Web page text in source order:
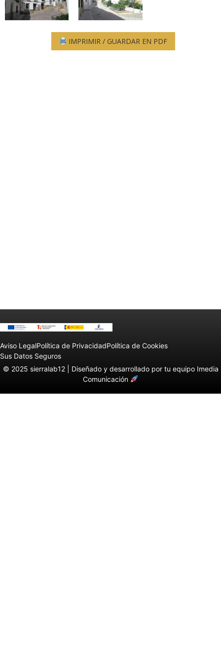
IMPRIMIR / GUARDAR EN PDF
Aviso LegalPolítica de PrivacidadPolítica de Cookies
Sus Datos Seguros
© 2025 sierralab12 | Diseñado y desarrollado por tu equipo Imedia
Comunicación